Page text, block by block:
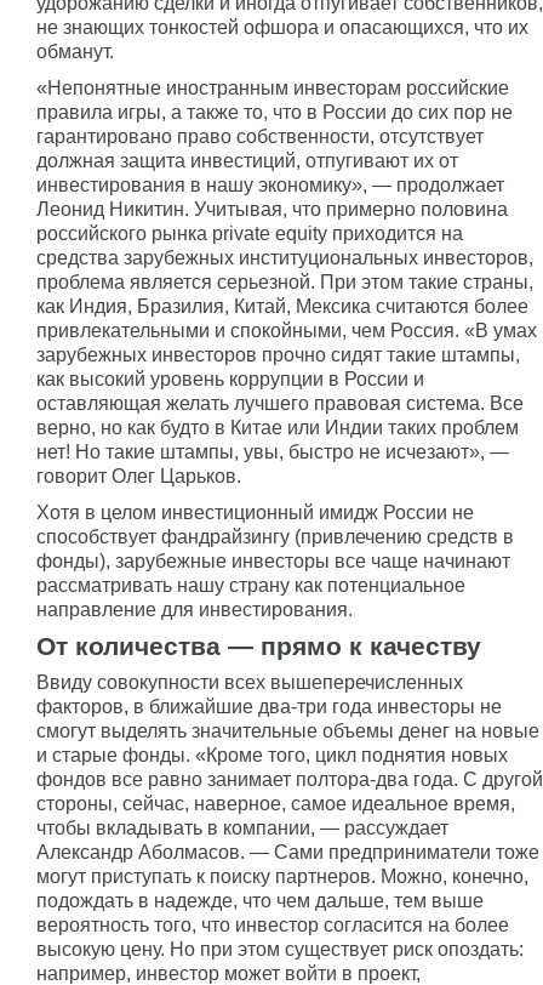
не знающих тонкостей офшора и опасающихся, что их
обманут.
«Непонятные иностранным инвесторам российские
правила игры, а также то, что в России до сих пор не
гарантировано право собственности, отсутствует
должная защита инвестиций, отпугивают их от
инвестирования в нашу экономику», — продолжает
Леонид Никитин. Учитывая, что примерно половина
российского рынка private equity приходится на
средства зарубежных институциональных инвесторов,
проблема является серьезной. При этом такие страны,
как Индия, Бразилия, Китай, Мексика считаются более
привлекательными и спокойными, чем Россия. «В умах
зарубежных инвесторов прочно сидят такие штампы,
как высокий уровень коррупции в России и
оставляющая желать лучшего правовая система. Все
верно, но как будто в Китае или Индии таких проблем
нет! Но такие штампы, увы, быстро не исчезают», —
говорит Олег Царьков.
Хотя в целом инвестиционный имидж России не
способствует фандрайзингу (привлечению средств в
фонды), зарубежные инвесторы все чаще начинают
рассматривать нашу страну как потенциальное
направление для инвестирования.
От количества — прямо к качеству
Ввиду совокупности всех вышеперечисленных
факторов, в ближайшие два-три года инвесторы не
смогут выделять значительные объемы денег на новые
и старые фонды. «Кроме того, цикл поднятия новых
фондов все равно занимает полтора-два года. С другой
стороны, сейчас, наверное, самое идеальное время,
чтобы вкладывать в компании, — рассуждает
Александр Аболмасов. — Сами предприниматели тоже
могут приступать к поиску партнеров. Можно, конечно,
подождать в надежде, что чем дальше, тем выше
вероятность того, что инвестор согласится на более
высокую цену. Но при этом существует риск опоздать:
например, инвестор может войти в проект,